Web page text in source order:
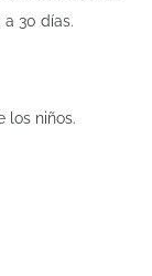
30 días.
los niños.